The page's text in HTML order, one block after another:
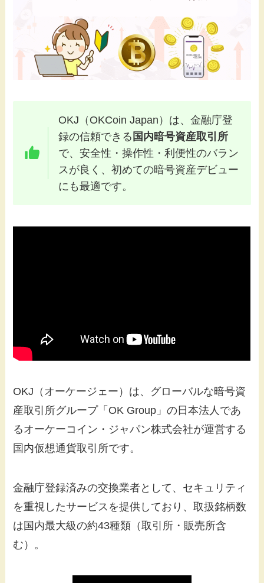
OKJ（OKCoin Japan）は、金融庁登
録の信頼できる 国内暗号資産取引所
で、安全性・操作性・利便性のバラン
スが良く、初めての暗号資産デビュー
にも最適です。
OKJ（オーケージェー）は、グローバルな暗号資
産取引所グループ「OK Group」の日本法人であ
るオーケーコイン・ジャパン株式会社が運営する
国内仮想通貨取引所です。
金融庁登録済みの交換業者として、セキュリティ
を重視したサービスを提供しており、取扱銘柄数
は国内最大級の約43種類（取引所・販売所含
む）。